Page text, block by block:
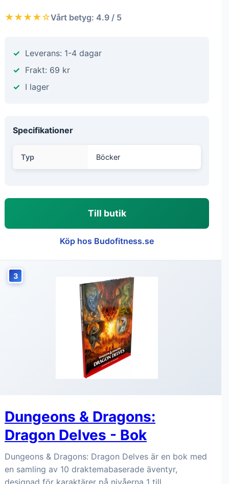
★★★★☆Vårt betyg: 4.9 / 5
Leverans: 1-4 dagar
Frakt: 69 kr
I lager
Specifikationer
Typ Böcker
Till butik
Köp hos Budofitness.se
3
Dungeons & Dragons:
Dragon Delves - Bok
Dungeons & Dragons: Dragon Delves är en bok med
en samling av 10 draktemabaserade äventyr,
designad för karaktärer på nivåerna 1 till